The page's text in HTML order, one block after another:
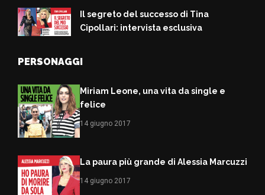
Il segreto del successo di Tina
Cipollari: intervista esclusiva
PERSONAGGI
Miriam Leone, una vita da single e
felice
14 giugno 2017
La paura più grande di Alessia Marcuzzi
14 giugno 2017